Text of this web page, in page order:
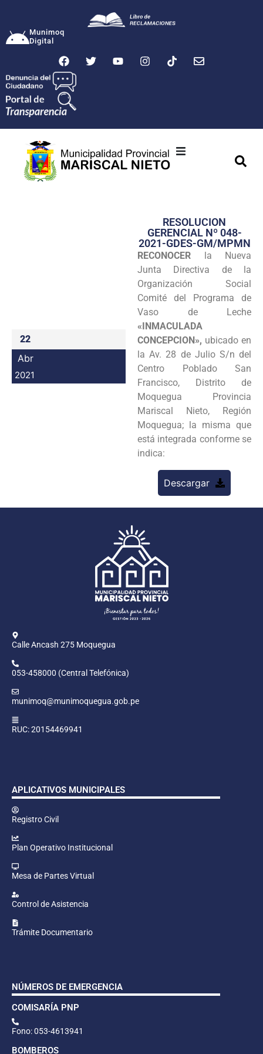
Munimoq
Digital
Transparencia
Seguridad
Programas
Intranet
22
Abr
2021
RESOLUCION
GERENCIAL Nº 048-
2021-GDES-GM/MPMN
RECONOCER la Nueva
Junta Directiva de la
Organización Social
Comité del Programa de
Vaso de Leche
«INMACULADA
CONCEPCION», ubicado en
la Av. 28 de Julio S/n del
Centro Poblado San
Francisco, Distrito de
Moquegua Provincia
Mariscal Nieto, Región
Moquegua; la misma que
está integrada conforme se
indica:
Descargar
Calle Ancash 275 Moquegua
053-458000 (Central Telefónica)
munimoq@munimoquegua.gob.pe
RUC: 20154469941
APLICATIVOS MUNICIPALES
Registro Civil
Plan Operativo Institucional
Mesa de Partes Virtual
Control de Asistencia
Trámite Documentario
NÚMEROS DE EMERGENCIA
COMISARÍA PNP
Fono: 053-4613941
BOMBEROS